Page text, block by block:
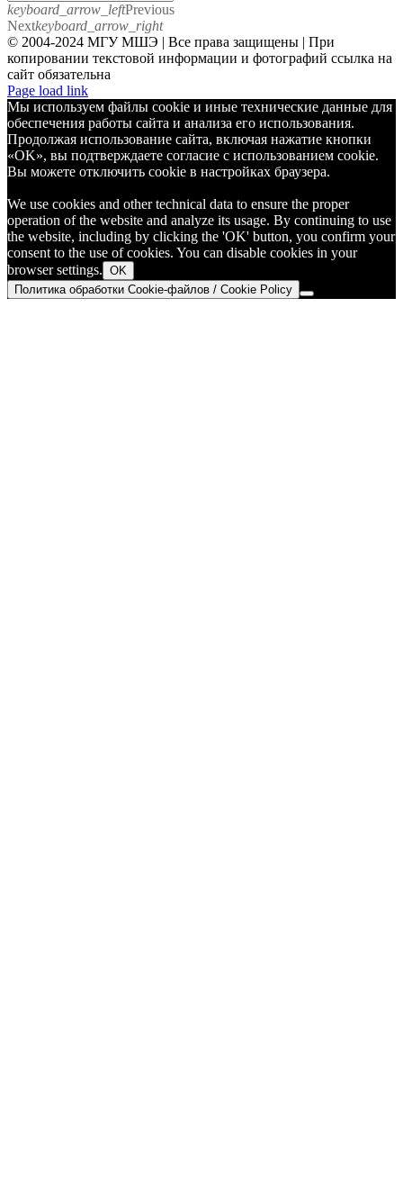
keyboard_arrow_leftPrevious
Nextkeyboard_arrow_right
© 2004-2024 МГУ МШЭ | Все права защищены | При
копировании текстовой информации и фотографий ссылка на
сайт обязательна
Telegram
Page load link
Мы используем файлы cookie и иные технические данные для
обеспечения работы сайта и анализа его использования.
Продолжая использование сайта, включая нажатие кнопки
«OK», вы подтверждаете согласие с использованием cookie.
Вы можете отключить cookie в настройках браузера.
We use cookies and other technical data to ensure the proper
operation of the website and analyze its usage. By continuing to use
the website, including by clicking the 'OK' button, you confirm your
consent to the use of cookies. You can disable cookies in your
browser settings. OK
Политика обработки Cookie-файлов / Cookie Policy